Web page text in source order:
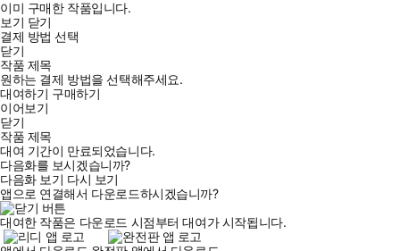
이미 구매한 작품입니다.
보기 닫기
결제 방법 선택
닫기
작품 제목
원하는 결제 방법을 선택해주세요.
대여하기 구매하기
이어보기
닫기
작품 제목
대여 기간이 만료되었습니다.
다음화를 보시겠습니까?
다음화 보기 다시 보기
앱으로 연결해서 다운로드하시겠습니까?
대여한 작품은 다운로드 시점부터 대여가 시작됩니다.